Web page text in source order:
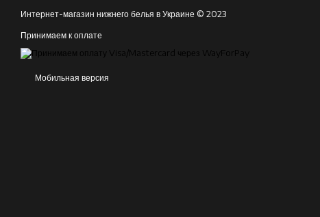
Интернет-магазин нижнего белья в Украине © 2023
Принимаем к оплате
Мобильная версия